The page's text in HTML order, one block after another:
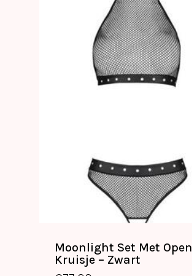
Moonlight Set Met Open
Kruisje – Zwart